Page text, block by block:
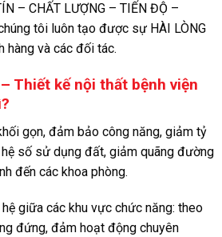
– CHẤT LƯỢNG – TIẾN ĐỘ –
tôi luôn tạo được sự HÀI LÒNG
hàng và các đối tác.
Thiết kế nội thất bệnh viện
gọn, đảm bảo công năng, giảm tỷ
số sử dụng đất, giảm quãng đường
đến các khoa phòng.
giữa các khu vực chức năng: theo
đứng, đảm hoạt động chuyên